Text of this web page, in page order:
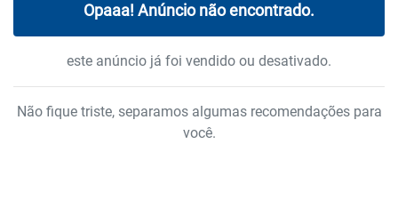
Opaaa! Anúncio não encontrado.
este anúncio já foi vendido ou desativado.
Não fique triste, separamos algumas recomendações para
você.